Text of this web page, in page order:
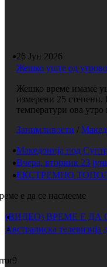
26 Јун 2026
Жешко уште од
Жешко време имаме
измерени 25 степени.
температури ова
Занимливости /
Македонија под
Вчера, вторник 23
ЕКСТРЕМНО ТОПОЛ
е да се насмееме
(ВИДЕО) ВРЕМЕ Е ДА
Австралиска телевизија